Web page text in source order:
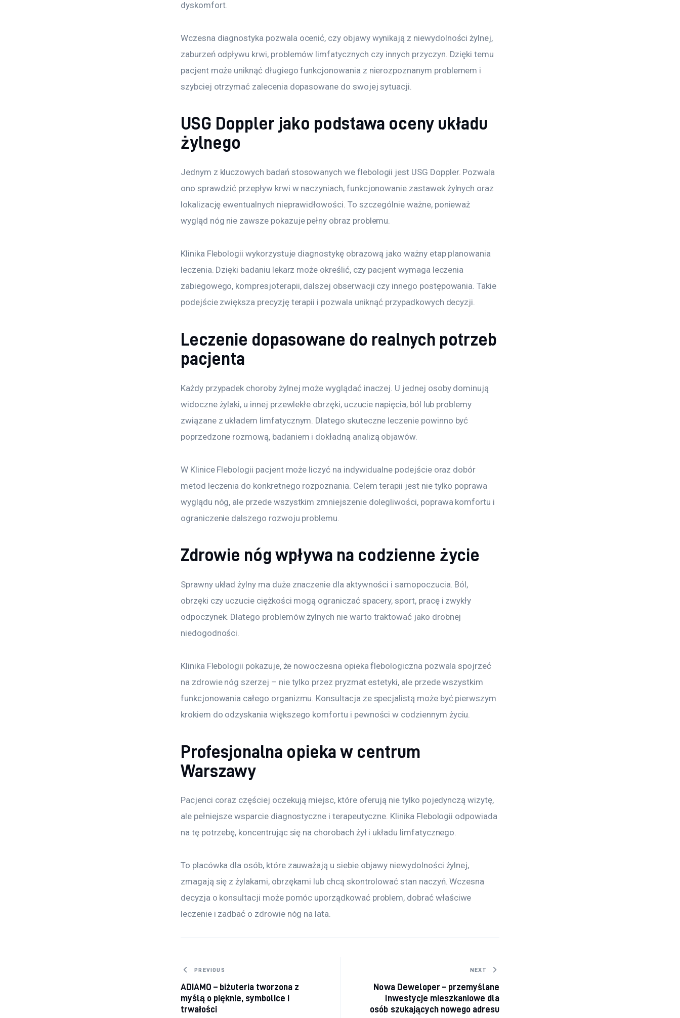
dyskomfort.
Wczesna diagnostyka pozwala ocenić, czy objawy wynikają z niewydolności żylnej,
zaburzeń odpływu krwi, problemów limfatycznych czy innych przyczyn. Dzięki temu
pacjent może uniknąć długiego funkcjonowania z nierozpoznanym problemem i
szybciej otrzymać zalecenia dopasowane do swojej sytuacji.
USG Doppler jako podstawa oceny układu
żylnego
Jednym z kluczowych badań stosowanych we flebologii jest USG Doppler. Pozwala
ono sprawdzić przepływ krwi w naczyniach, funkcjonowanie zastawek żylnych oraz
lokalizację ewentualnych nieprawidłowości. To szczególnie ważne, ponieważ
wygląd nóg nie zawsze pokazuje pełny obraz problemu.
Klinika Flebologii wykorzystuje diagnostykę obrazową jako ważny etap planowania
leczenia. Dzięki badaniu lekarz może określić, czy pacjent wymaga leczenia
zabiegowego, kompresjoterapii, dalszej obserwacji czy innego postępowania. Takie
podejście zwiększa precyzję terapii i pozwala uniknąć przypadkowych decyzji.
Leczenie dopasowane do realnych potrzeb
pacjenta
Każdy przypadek choroby żylnej może wyglądać inaczej. U jednej osoby dominują
widoczne żylaki, u innej przewlekłe obrzęki, uczucie napięcia, ból lub problemy
związane z układem limfatycznym. Dlatego skuteczne leczenie powinno być
poprzedzone rozmową, badaniem i dokładną analizą objawów.
W Klinice Flebologii pacjent może liczyć na indywidualne podejście oraz dobór
metod leczenia do konkretnego rozpoznania. Celem terapii jest nie tylko poprawa
wyglądu nóg, ale przede wszystkim zmniejszenie dolegliwości, poprawa komfortu i
ograniczenie dalszego rozwoju problemu.
Zdrowie nóg wpływa na codzienne życie
Sprawny układ żylny ma duże znaczenie dla aktywności i samopoczucia. Ból,
obrzęki czy uczucie ciężkości mogą ograniczać spacery, sport, pracę i zwykły
odpoczynek. Dlatego problemów żylnych nie warto traktować jako drobnej
niedogodności.
Klinika Flebologii pokazuje, że nowoczesna opieka flebologiczna pozwala spojrzeć
na zdrowie nóg szerzej – nie tylko przez pryzmat estetyki, ale przede wszystkim
funkcjonowania całego organizmu. Konsultacja ze specjalistą może być pierwszym
krokiem do odzyskania większego komfortu i pewności w codziennym życiu.
Profesjonalna opieka w centrum
Warszawy
Pacjenci coraz częściej oczekują miejsc, które oferują nie tylko pojedynczą wizytę,
ale pełniejsze wsparcie diagnostyczne i terapeutyczne. Klinika Flebologii odpowiada
na tę potrzebę, koncentrując się na chorobach żył i układu limfatycznego.
To placówka dla osób, które zauważają u siebie objawy niewydolności żylnej,
zmagają się z żylakami, obrzękami lub chcą skontrolować stan naczyń. Wczesna
decyzja o konsultacji może pomóc uporządkować problem, dobrać właściwe
leczenie i zadbać o zdrowie nóg na lata.
Nawigacja wpisu
PREVIOUS
ADIAMO – biżuteria tworzona z
myślą o pięknie, symbolice i
trwałości
NEXT
Nowa Deweloper – przemyślane
inwestycje mieszkaniowe dla
osób szukających nowego adresu